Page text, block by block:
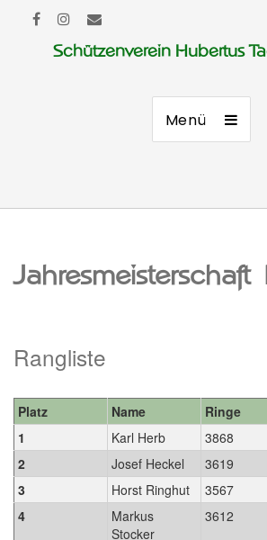
Schützenverein Hubertus
Menü
Rangliste
Platz Name Ringe
1
Karl Herb 3868
2
Josef Heckel 3619
3
Horst Ringhut 3567
4
Markus
Stocker
3612